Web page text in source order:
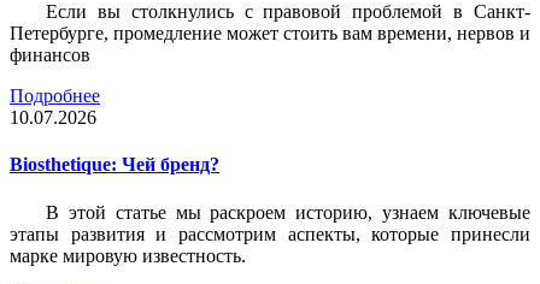
Если вы столкнулись с правовой проблемой в Санкт-
Петербурге, промедление может стоить вам времени, нервов и
финансов
Подробнее
10.07.2026
Biosthetique: Чей бренд?
В этой статье мы раскроем историю, узнаем ключевые
этапы развития и рассмотрим аспекты, которые принесли
марке мировую известность.